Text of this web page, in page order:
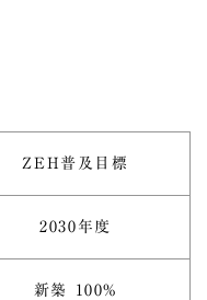
ZEH普及目標
2030年度
新築 100%